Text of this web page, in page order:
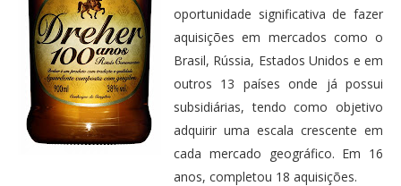
oportunidade significativa de fazer
aquisições em mercados como o
Brasil, Rússia, Estados Unidos e em
outros 13 países onde já possui
subsidiárias, tendo como objetivo
adquirir uma escala crescente em
cada mercado geográfico. Em 16
anos, completou 18 aquisições.